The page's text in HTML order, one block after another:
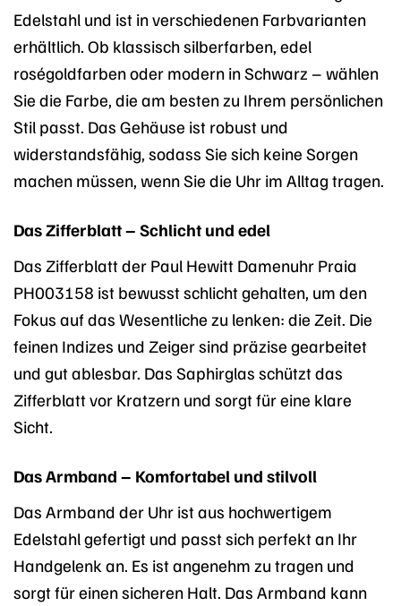
Edelstahl und ist in verschiedenen Farbvarianten
erhältlich. Ob klassisch silberfarben, edel
roségoldfarben oder modern in Schwarz – wählen
Sie die Farbe, die am besten zu Ihrem persönlichen
Stil passt. Das Gehäuse ist robust und
widerstandsfähig, sodass Sie sich keine Sorgen
machen müssen, wenn Sie die Uhr im Alltag tragen.
Das Zifferblatt – Schlicht und edel
Das Zifferblatt der Paul Hewitt Damenuhr Praia
PH003158 ist bewusst schlicht gehalten, um den
Fokus auf das Wesentliche zu lenken: die Zeit. Die
feinen Indizes und Zeiger sind präzise gearbeitet
und gut ablesbar. Das Saphirglas schützt das
Zifferblatt vor Kratzern und sorgt für eine klare
Sicht.
Das Armband – Komfortabel und stilvoll
Das Armband der Uhr ist aus hochwertigem
Edelstahl gefertigt und passt sich perfekt an Ihr
Handgelenk an. Es ist angenehm zu tragen und
sorgt für einen sicheren Halt. Das Armband kann